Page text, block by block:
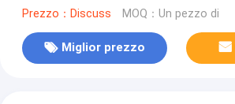
taglierina
Prezzo：Discuss MOQ：Un pezzo di
Miglior prezzo